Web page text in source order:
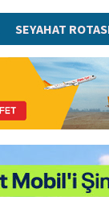
SEYAHAT